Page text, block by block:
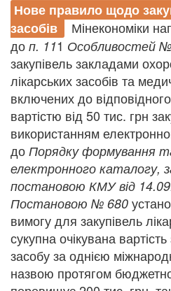
Нове правило щодо
засобів
Мінекономіки
до п. 111 Особливостей №
закупівель закладами
лікарських засобів та
включених до
вартістю від 50 тис. грн
використанням
до Порядку формування
електронного каталогу,
постановою КМУ від
Постановою № 680
вимогу для закупівель
сукупна очікувана
засобу за однією
назвою протягом